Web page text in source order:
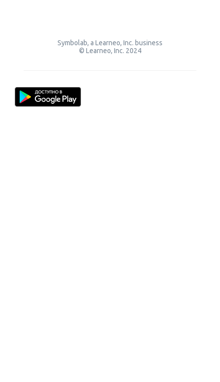
Symbolab, a Learneo, Inc. business
© Learneo, Inc. 2024